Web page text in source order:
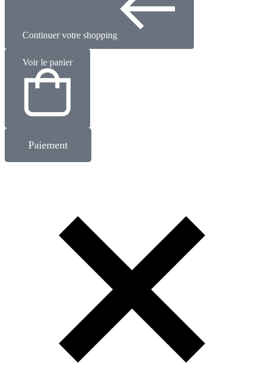
Continuer votre shopping
Voir le panier
Paiement